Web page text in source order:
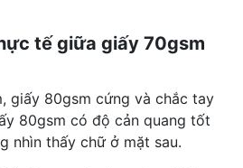
tế giữa giấy 70gsm
giấy 80gsm cứng và chắc tay
80gsm có độ cản quang tốt
nhìn thấy chữ ở mặt sau.